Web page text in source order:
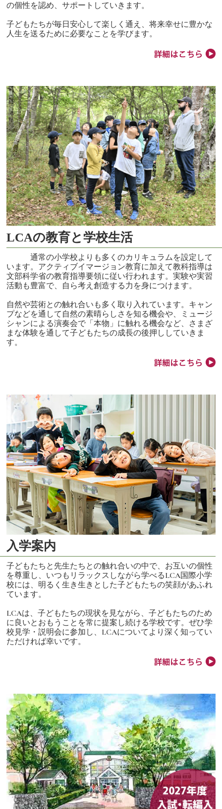
の個性を認め、サポートしていきます。
子どもたちが毎日安心して楽しく通え、将来幸せに豊かな
人生を送るために必要なことを学びます。
LCAの教育と学校生活
通常の小学校よりも多くのカリキュラムを設定して
います。アクティブイマージョン教育に加えて教科指導は
文部科学省の教育指導要領に従い行われます。実験や実習
活動も豊富で、自ら考え創造する力を身につけます。
自然や芸術との触れ合いも多く取り入れています。キャン
プなどを通して自然の素晴らしさを知る機会や、ミュージ
シャンによる演奏会で「本物」に触れる機会など、さまざ
まな体験を通して子どもたちの成長の後押ししていきま
す。
入学案内
子どもたちと先生たちとの触れ合いの中で、お互いの個性
を尊重し、いつもリラックスしながら学べるLCA国際小学
校には、明るく生き生きとした子どもたちの笑顔があふれ
ています。
LCAは、子どもたちの現状を見ながら、子どもたちのため
に良いとおもうことを常に提案し続ける学校です。ぜひ学
校見学・説明会に参加し、LCAについてより深く知ってい
ただければ幸いです。